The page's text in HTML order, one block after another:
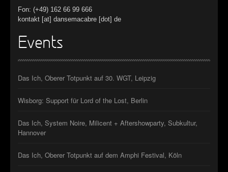
Fon: (+49) 162 66 99 666
kontakt [at] dansemacabre [dot] de
Events
Das Ich, Oberer Totpunkt auf 30. WGT, Leipzig
Wisborg: Support für Lord of the Lost, Berlin
Das Ich, System Noire, Milicent + Aftershowparty, Subkultur,
Hannover
Das Ich, Oberer Totpunkt auf dem Amphi Festival, Köln